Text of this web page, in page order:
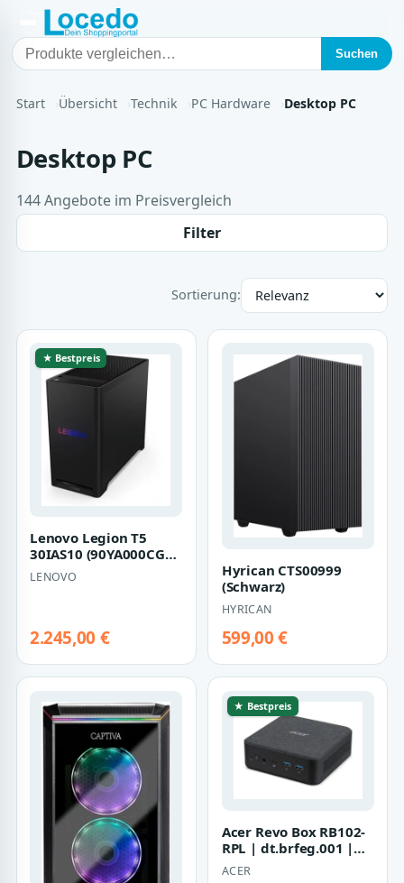
Suchen
Start Übersicht Technik PC Hardware Desktop PC
Desktop PC
144 Angebote im Preisvergleich
Filter
Sortierung:
★ Bestpreis
Lenovo Legion T5
30IAS10 (90YA000CGF)
(Schwarz)
LENOVO
2.245,00 €
Hyrican CTS00999
(Schwarz)
HYRICAN
599,00 €
★ Bestpreis
Acer Revo Box RB102-
RPL | dt.brfeg.001 |
Barebone - Mini-PC
ACER